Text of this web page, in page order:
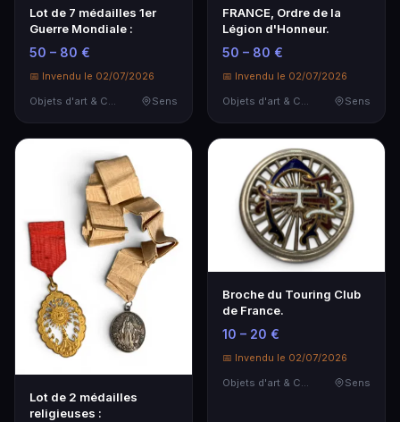
Lot de 7 médailles 1er
Guerre Mondiale :
50 – 80 €
📅 Invendu le 02/07/2026
Objets d'art & Curiosités
Sens
FRANCE, Ordre de la
Légion d'Honneur.
50 – 80 €
📅 Invendu le 02/07/2026
Objets d'art & Curiosités
Sens
Lot de 2 médailles
religieuses :
Broche du Touring Club
de France.
10 – 20 €
📅 Invendu le 02/07/2026
Sens